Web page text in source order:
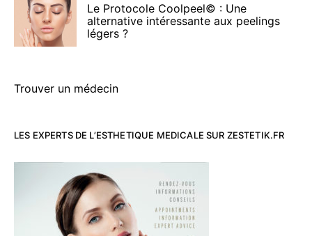
Le Protocole Coolpeel© : Une
alternative intéressante aux peelings
légers ?
Trouver un médecin
LES EXPERTS DE L’ESTHETIQUE MEDICALE SUR ZESTETIK.FR